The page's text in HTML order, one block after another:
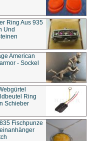
Ring Aus 935
Und
American
- Sockel
Ring
Schieber
Fischpunze